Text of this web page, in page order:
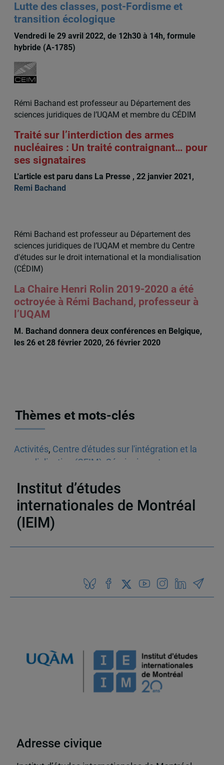
Lutte des classes, post-Fordisme et
transition écologique
Vendredi le 29 avril 2022, de 12h30 à 14h, formule
hybride (A-1785)
Rémi Bachand est professeur au Département des
sciences juridiques de l’UQAM et membre du CÉDIM
Traité sur l’interdiction des armes
nucléaires : Un traité contraignant… pour
ses signataires
L'article est paru dans La Presse , 22 janvier 2021,
Remi Bachand
Rémi Bachand est professeur au Département des
sciences juridiques de l’UQAM et membre du Centre
d'études sur le droit international et la mondialisation
(CÉDIM)
La Chaire Henri Rolin 2019-2020 a été
octroyée à Rémi Bachand, professeur à
l’UQAM
M. Bachand donnera deux conférences en Belgique,
les 26 et 28 février 2020, 26 février 2020
Thèmes et mots-clés
Activités, Centre d'études sur l'intégration et la
mondialisation (CEIM) Séminaires et
Institut d’études
internationales de Montréal
(IEIM)
Adresse civique